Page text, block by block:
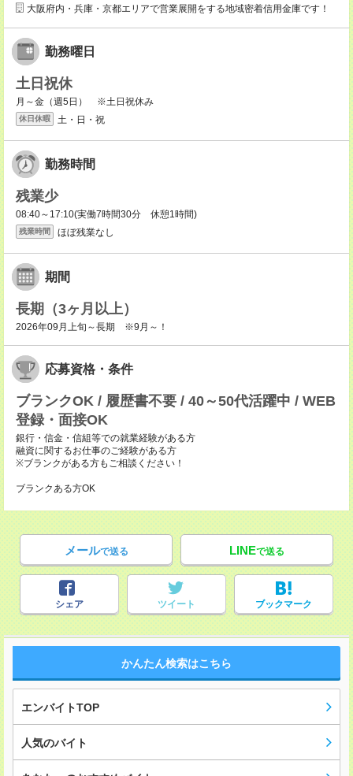
大阪府内・兵庫・京都エリアで営業展開をする地域密着信用金庫です！
勤務曜日
土日祝休
月～金（週5日） ※土日祝休み
休日休暇 土・日・祝
勤務時間
残業少
08:40～17:10(実働7時間30分 休憩1時間)
残業時間 ほぼ残業なし
期間
長期（3ヶ月以上）
2026年09月上旬～長期 ※9月～！
応募資格・条件
ブランクOK / 履歴書不要 / 40～50代活躍中 / WEB
登録・面接OK
銀行・信金・信組等での就業経験がある方
融資に関するお仕事のご経験がある方
※ブランクがある方もご相談ください！
ブランクある方OK
メールで送る LINEで送る
シェア ツイート ブックマーク
かんたん検索はこちら
エンバイトTOP
人気のバイト